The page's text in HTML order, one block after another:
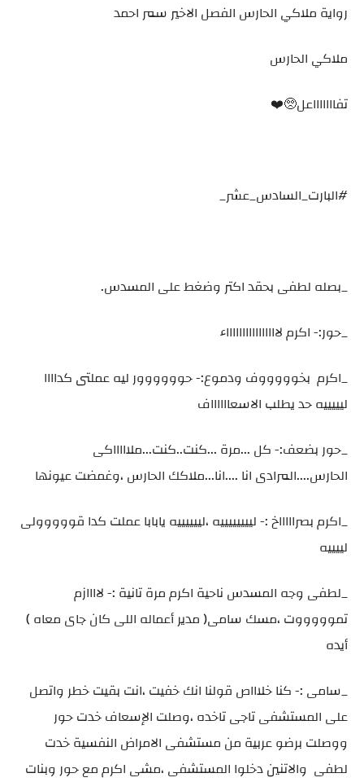
رواية ملاكي الحارس الفصل الاخير سمر احمد
ملاكي الحارس
تفاااااااعل🥺⁦❤️⁩
#البارت_السادس_عشر_
_بصله لطفى بحقد اكتر وضغط على المسدس.
_حور:- اكرم لااااااااااااااااء
_اكرم بخوووووف ودموع:- حوووووور ليه عملتى كداااا
ليييييه حد يطلب الاسعااااااف
_حور بضعف:- كل ...مرة ...كنت..كنت...ملاااااكى
الحارس....المرادى انا ....انا...ملاكك الحارس ،وغمضت عيونها
_اكرم بصراااااخ :- لييييييييه ،لييييييه يابابا عملت كدا قووووولى
لييييه
_لطفى وجه المسدس ناحية اكرم مرة تانية :- لاااازم
تموووووت ،مسك سامى( مدير أعماله اللى كان جاى معاه )
أيده
_سامى :- كنا خلاااص قولنا انك خفيت ،انت بقيت خطر واتصل
على المستشفى تاجى تاخده ،وصلت الإسعاف خدت حور
ووصلت برضو عربية من مستشفى الامراض النفسية خدت
لطفى والاتنين دخلوا المستشفى ،مشى اكرم مع حور وبنات